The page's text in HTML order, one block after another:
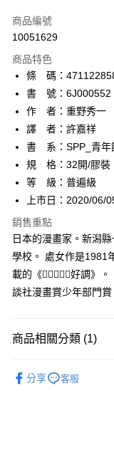
信用卡一次付款
AFTEE先享後付
相關說明
AFTEE先享後付是「在
便利好安心！
１．簡單：不需註冊會
２．便利：只要手機號
３．安心：先確認商品／
１．於結帳方式選擇「
付」結帳頁面，進行簡訊
２．訂單成立數日內，您
３．收到繳費通知簡訊
／ATM／網路銀行／等
※ 請注意：結帳手續完
絡購買商品的店家。未
先享後付繳納相關費用。
付客戶支援中心」https://
１．透過由恩沛科技股份
交易，需依本服務之必
ATM付款
運送方式
全家取貨付款
每筆NT$80，滿
付款後全家取貨
每筆NT$80，滿
萊爾富取貨付款
每筆NT$80，滿
每筆NT$80，滿
每筆NT$80，滿
商品編號
10051629
商品特色
條 碼：
書 號：6J000552
作 者：重野秀一
譯 者：許嘉祥
書 系：SPP_青年
規 格：32開/膠裝
等 級：普遍級
上市日：2020/06/
銷售重點
日本的漫畫家。新潟
學校。 處女作是1981
載的《好調》
談社漫畫賞少年部門賞
商品相關分類 (1)
分享
客服